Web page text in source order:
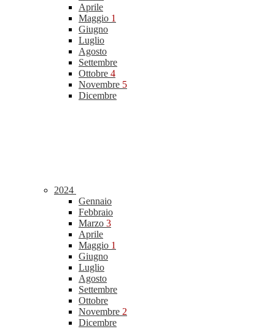
Aprile
Maggio 1
Giugno
Luglio
Agosto
Settembre
Ottobre 4
Novembre 5
Dicembre
2024
Gennaio
Febbraio
Marzo 3
Aprile
Maggio 1
Giugno
Luglio
Agosto
Settembre
Ottobre
Novembre 2
Dicembre